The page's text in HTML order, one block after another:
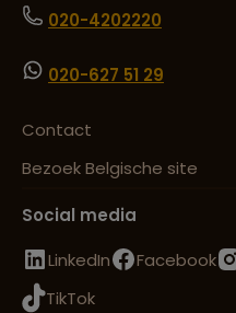
020-4202220
020-627 51 29
Contact
Bezoek Belgische site
Social media
LinkedIn
Facebook
TikTok